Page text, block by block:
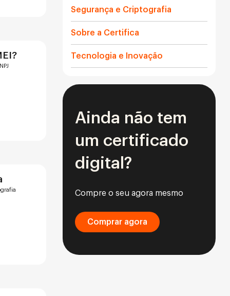
Segurança e Criptografia
Sobre a Certifica
Tecnologia e Inovação
Ainda não tem
um certificado
digital?
Compre o seu agora mesmo
Comprar agora